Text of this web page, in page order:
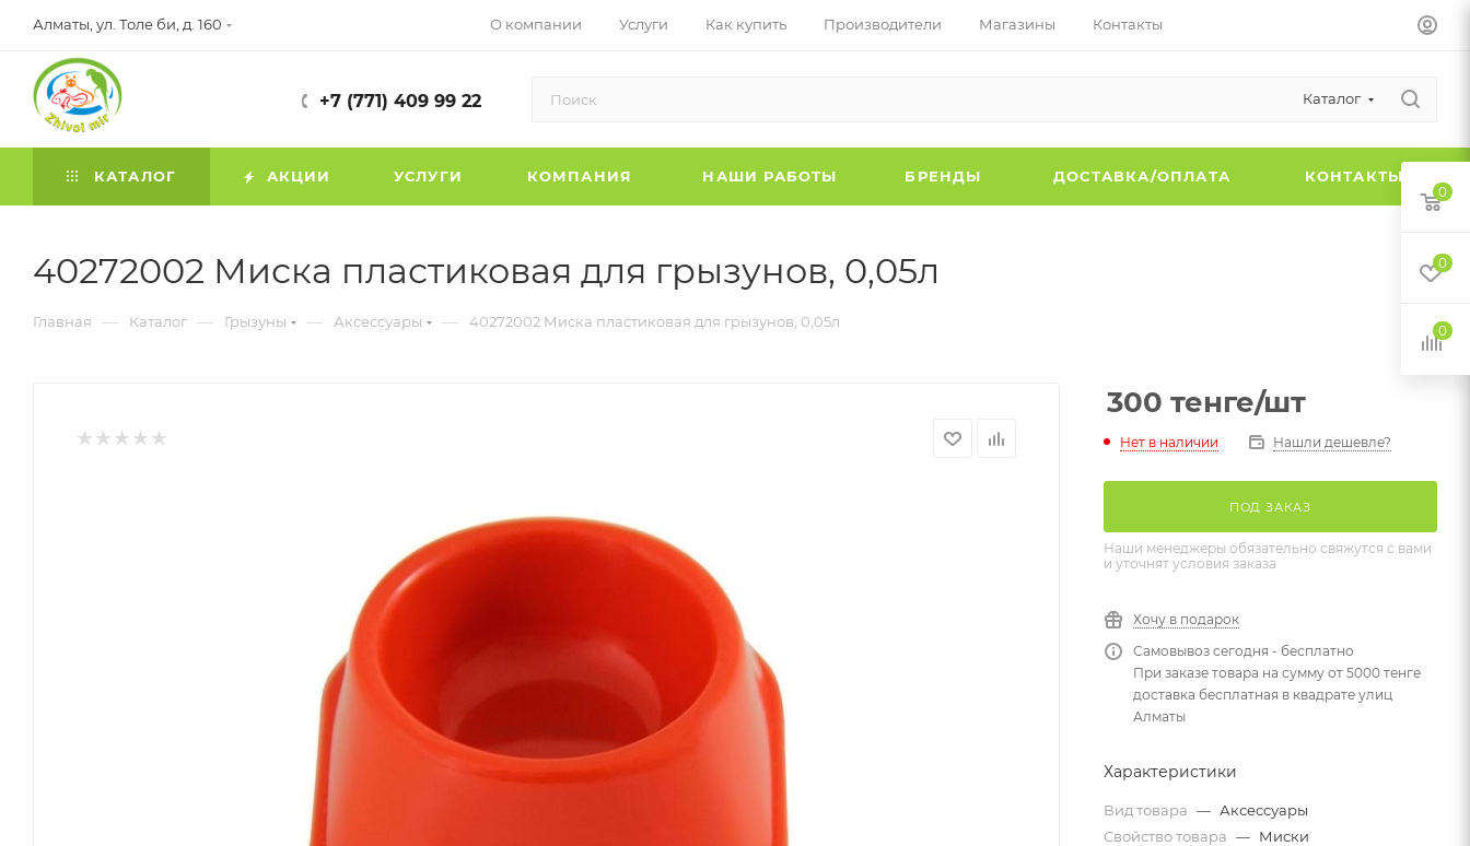
Алматы, ул. Толе би, д. 160 О компании Услуги Как купить Производители Магазины Контакты
+7 (771) 409 99 22 Каталог
КАТАЛОГ АКЦИИ УСЛУГИ КОМПАНИЯ НАШИ РАБОТЫ БРЕНДЫ ДОСТАВКА/ОПЛАТА КОНТАКТЫ
40272002 Миска пластиковая для грызунов, 0,05л
Главная — Каталог — Грызуны — Аксессуары — 40272002 Миска пластиковая для грызунов, 0,05л
300 тенге/шт
Нет в наличии Нашли дешевле?
ПОД ЗАКАЗ
Наши менеджеры обязательно свяжутся с вами
и уточнят условия заказа
Хочу в подарок
Самовывоз сегодня - бесплатно
При заказе товара на сумму от 5000 тенге
доставка бесплатная в квадрате улиц
Алматы
Характеристики
Вид товара — Аксессуары
Свойство товара — Миски
0
0
0